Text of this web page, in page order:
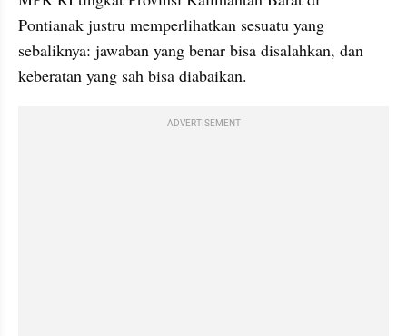
Pontianak justru memperlihatkan sesuatu yang
sebaliknya: jawaban yang benar bisa disalahkan, dan
keberatan yang sah bisa diabaikan.
ADVERTISEMENT